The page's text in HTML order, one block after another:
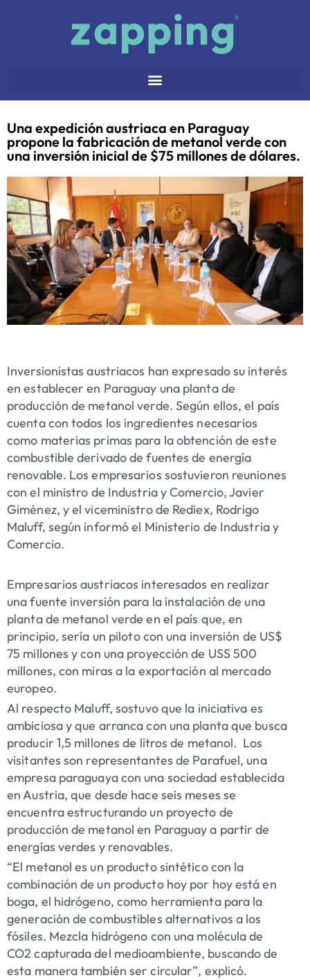
Una expedición austriaca en Paraguay
propone la fabricación de metanol verde con
una inversión inicial de $75 millones de dólares.
Inversionistas austriacos han expresado su interés
en establecer en Paraguay una planta de
producción de metanol verde. Según ellos, el país
cuenta con todos los ingredientes necesarios
como materias primas para la obtención de este
combustible derivado de fuentes de energía
renovable. Los empresarios sostuvieron reuniones
con el ministro de Industria y Comercio, Javier
Giménez, y el viceministro de Rediex, Rodrigo
Maluff, según informó el Ministerio de Industria y
Comercio.
Empresarios austriacos interesados en realizar
una fuente inversión para la instalación de una
planta de metanol verde en el país que, en
principio, sería un piloto con una inversión de US$
75 millones y con una proyección de USS 500
millones, con miras a la exportación al mercado
europeo.
Al respecto Maluff, sostuvo que la iniciativa es
ambiciosa y que arranca con una planta que busca
producir 1,5 millones de litros de metanol. Los
visitantes son representantes de Parafuel, una
empresa paraguaya con una sociedad establecida
en Austria, que desde hace seis meses se
encuentra estructurando un proyecto de
producción de metanol en Paraguay a partir de
energías verdes y renovables.
“El metanol es un producto sintético con la
combinación de un producto hoy por hoy está en
boga, el hidrógeno, como herramienta para la
generación de combustibles alternativos a los
fósiles. Mezcla hidrógeno con una molécula de
CO2 capturada del medioambiente, buscando de
esta manera también ser circular”, explicó.